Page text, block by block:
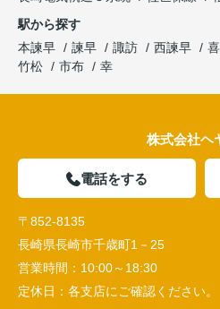
駅から探す
本諫早
諫早 諏訪 西諫早
竹松
市布 幸
株式会社ヘ
電話をする
〒852-8135
長崎県長崎市千歳町1－25
営業時間： 10:00～18:30
定休日： 各支店にご確認ください。